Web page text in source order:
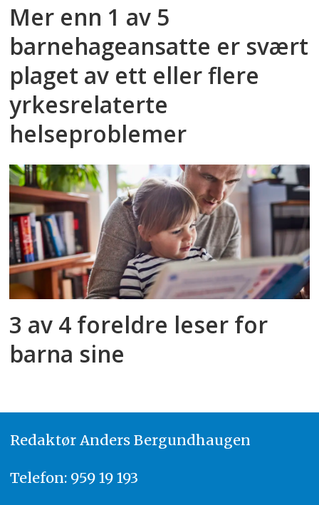
Mer enn 1 av 5
barnehageansatte er svært
plaget av ett eller flere
yrkesrelaterte
helseproblemer
3 av 4 foreldre leser for
barna sine
Redaktør Anders Bergundhaugen
Telefon: 959 19 193